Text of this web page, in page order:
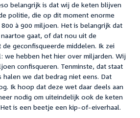
belangrijk is dat wij de keten blijven
politie, die op dit moment enorme
à 900 miljoen. Het is belangrijk dat
gaat, of dat nou uit de
geconfisqueerde middelen. Ik zei
we hebben het hier over miljarden. Wij
confisqueren. Tenminste, dat staat
halen we dat bedrag niet eens. Dat
Ik hoop dat deze wet daar deels aan
nodig om uiteindelijk ook de keten
is een beetje een kip-of-eiverhaal.